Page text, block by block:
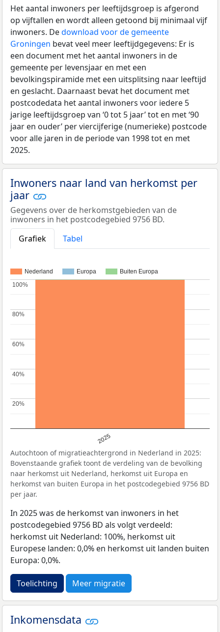
Het aantal inwoners per leeftijdsgroep is afgerond
op vijftallen en wordt alleen getoond bij minimaal vijf
inwoners. Dedownload voor de gemeente
Groningen bevat veel meer leeftijdgegevens: Er is
een document met het aantal inwoners in de
gemeente per levensjaar en met een
bevolkingspiramide met een uitsplitsing naar leeftijd
en geslacht. Daarnaast bevat het document met
postcodedata het aantal inwoners voor iedere 5
jarige leeftijdsgroep van ‘0 tot 5 jaar’ tot en met ‘90
jaar en ouder’ per viercijferige (numerieke) postcode
voor alle jaren in de periode van 1998 tot en met
2025.
Inwoners naar land van herkomst per
jaar
Gegevens over de herkomstgebieden van de
inwoners in het postcodegebied 9756 BD.
Grafiek
Tabel
Nederland Europa Buiten Europa
2025
20%
20%
40%
40%
60%
60%
80%
80%
100%
100%
Autochtoon of migratieachtergrond in Nederland in 2025:
Bovenstaande grafiek toont de verdeling van de bevolking
naar herkomst uit Nederland, herkomst uit Europa en
herkomst van buiten Europa in het postcodegebied 9756 BD
per jaar.
In 2025 was de herkomst van inwoners in het
postcodegebied 9756 BD als volgt verdeeld:
herkomst uit Nederland: 100%, herkomst uit
Europese landen: 0,0% en herkomst uit landen buiten
Europa: 0,0%.
Toelichting Meer migratie
Inkomensdata